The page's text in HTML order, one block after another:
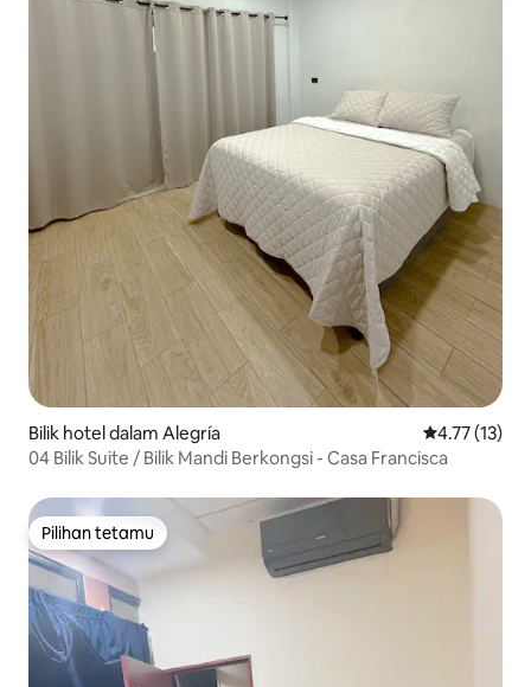
Bilik hotel dalam Alegría Penarafan
4.77 (13)
04 Bilik Suite / Bilik Mandi Berkongsi - Casa Francisca
Pilihan tetamu
Pilihan tetamu